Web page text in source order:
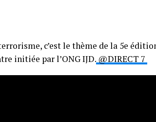
c’est le thème de la 5e
initiée par l’ONG IJD. @DIRECT 7